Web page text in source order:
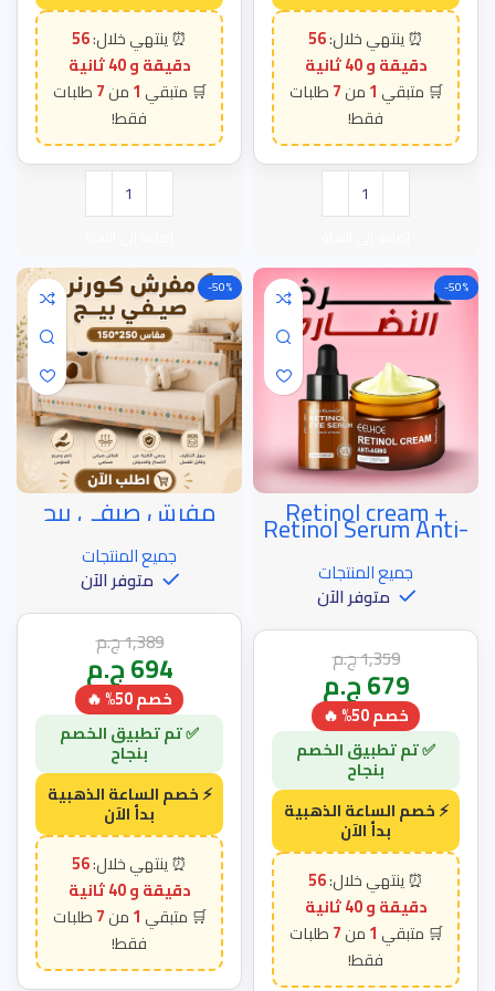
56
دقيقة و 39 ثانية
1
7
56
دقيقة و 39 ثانية
1
7
-50%
خصم الساعة الذهبية
Retinol cream +
Retinol Serum Anti-
Aging
جميع المنتجات
متوفر الآن
1,359ج.م
679ج.م
خصم 50% 🔥
56
دقيقة و 39 ثانية
1
7
-50%
خصم الساعة الذهبية
مفرش صيفي بيج
جميع المنتجات
متوفر الآن
1,389ج.م
694ج.م
خصم 50% 🔥
56
دقيقة و 39 ثانية
1
7